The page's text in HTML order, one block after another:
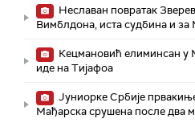
Неславан повратак
Вимблдона, иста судбина и за
Кецмановић елиминсан у
иде на Тијафоа
Јуниорке Србије
Мађарска срушена после два